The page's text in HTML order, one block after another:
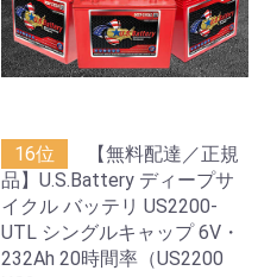
16位
【無料配達／正規
品】U.S.Battery ディープサ
イクル バッテリ US2200-
UTL シングルキャップ 6V・
232Ah 20時間率（US2200